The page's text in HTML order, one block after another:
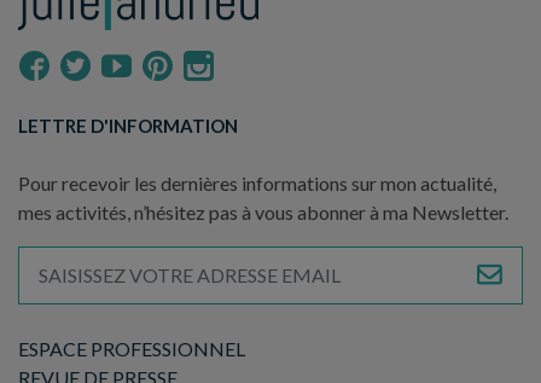
ESPACE PROFESSIONNEL
REVUE DE PRESSE
LETTRE D'INFORMATION
Pour recevoir les dernières informations sur mon actualité,
mes activités, n’hésitez pas à vous abonner à ma Newsletter.